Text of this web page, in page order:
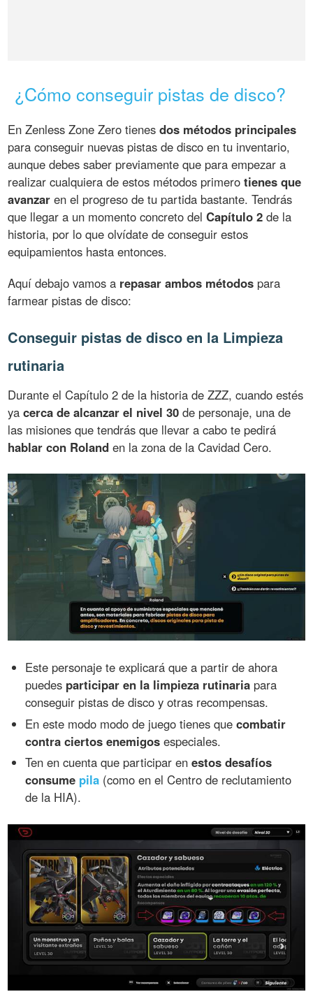
¿Cómo conseguir pistas de disco?
En Zenless Zone Zero tienesdos métodos principales
para conseguir nuevas pistas de disco en tu inventario,
aunque debes saber previamente que para empezar a
realizar cualquiera de estos métodos primerotienes que
avanzar en el progreso de tu partida bastante. Tendrás
que llegar a un momento concreto delCapítulo 2 de la
historia, por lo que olvídate de conseguir estos
equipamientos hasta entonces.
Aquí debajo vamos a repasar ambos métodos para
farmear pistas de disco:
Conseguir pistas de disco en la Limpieza
rutinaria
Durante el Capítulo 2 de la historia de ZZZ, cuando estés
yacerca de alcanzar el nivel 30 de personaje, una de
las misiones que tendrás que llevar a cabo te pedirá
hablar con Roland en la zona de la Cavidad Cero.
Este personaje te explicará que a partir de ahora
puedes participar en la limpieza rutinaria para
conseguir pistas de disco y otras recompensas.
En este modo modo de juego tienes quecombatir
contra ciertos enemigos especiales.
Ten en cuenta que participar enestos desafíos
consume pila (como en el Centro de reclutamiento
de la HIA).